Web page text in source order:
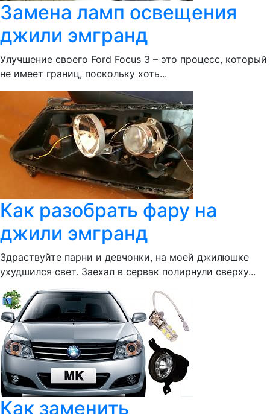
Замена ламп освещения
джили эмгранд
Улучшение своего Ford Focus 3 – это процесс, который
не имеет границ, поскольку хоть...
Как разобрать фару на
джили эмгранд
Здраствуйте парни и девчонки, на моей джилюшке
ухудшился свет. Заехал в сервак полирнули сверху...
Как заменить